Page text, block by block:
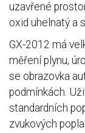
uzavřené
oxid uhelnatý a
GX-2012 má
měření plynu,
se obrazovka
podmínkách.
standardních
zvukových